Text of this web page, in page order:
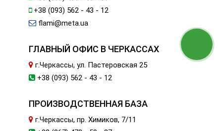
+38 (093) 562 - 43 - 12
flami@meta.ua
ГЛАВНЫЙ ОФИС В ЧЕРКАССАХ
г.Черкассы, ул. Пастеровская 25
+38 (093) 562 - 43 - 12
ПРОИЗВОДСТВЕННАЯ БАЗА
г.Черкассы, пр. Химиков, 7/11